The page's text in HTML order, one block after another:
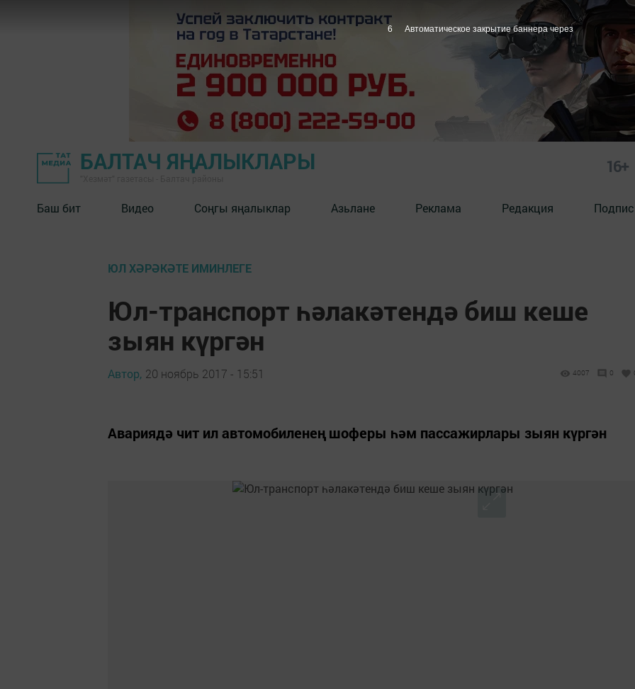
БАЛТАЧ ЯҢАЛЫКЛАРЫ 16+
Баш бит Видео Соңгы яңалыклар Азьлане Реклама Редакция
ЮЛ ХӘРӘКӘТЕ ИМИНЛЕГЕ
Юл-транспорт һәлакәтендә биш кеше
зыян күргән
Автор, 20 ноябрь 2017 - 15:51 4007 0
Авариядә чит ил автомобиленең шоферы һәм пассажирлары зыян күргән
5 Автоматическое закрытие баннера через